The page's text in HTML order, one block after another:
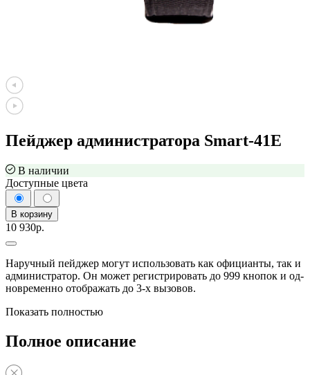
Пейджер администратора Smart-41E
В наличии
Доступные цвета
В корзину
10 930р.
На­руч­ный пей­джер мо­гут ис­поль­зо­вать как офи­ци­ан­ты, так и
ад­ми­нис­тра­тор. Он мо­жет ре­ги­стри­ро­вать до 999 кно­пок и од­
но­вре­мен­но отоб­ра­жать до 3-х вы­зо­вов.
Показать полностью
Полное описание